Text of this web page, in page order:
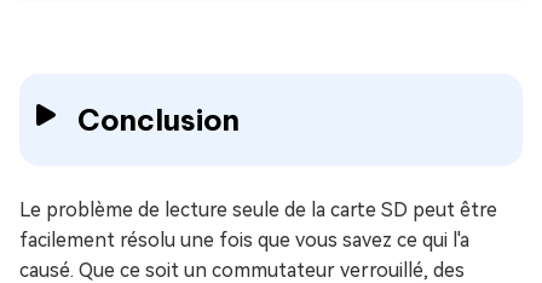
Conclusion
Le problème de lecture seule de la carte SD peut être
facilement résolu une fois que vous savez ce qui l'a
causé. Que ce soit un commutateur verrouillé, des